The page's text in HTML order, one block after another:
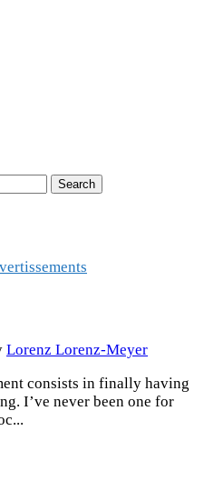
Lorenz Lorenz-Meyer
consists in finally having
I’ve never been one for